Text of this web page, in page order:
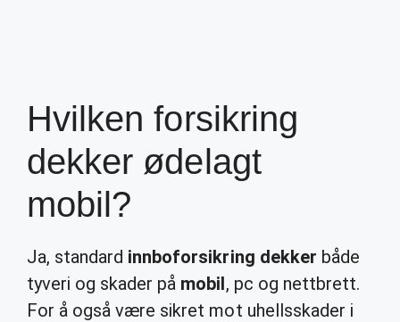
Hvilken forsikring
dekker ødelagt
mobil?
Ja, standard innboforsikring dekker både
tyveri og skader på mobil, pc og nettbrett.
For å også være sikret mot uhellsskader i